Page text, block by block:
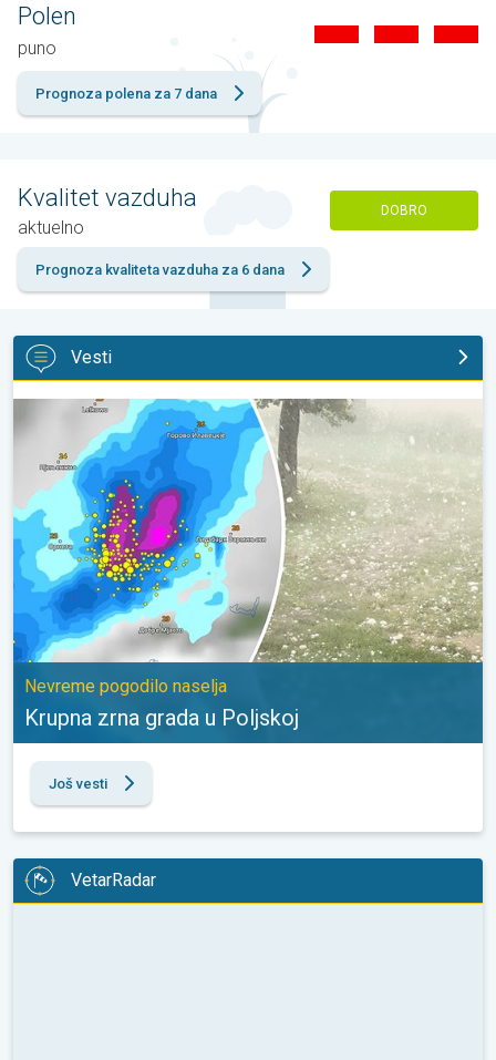
Polen
puno
Prognoza polena za 7 dana
Kvalitet vazduha
aktuelno
DOBRO
Prognoza kvaliteta vazduha za 6 dana
Vesti
Krupna zrna grada u Poljskoj. Nevreme pogodilo naselja. . .
Nevreme pogodilo naselja
Krupna zrna grada u Poljskoj
Još vesti
VetarRadar